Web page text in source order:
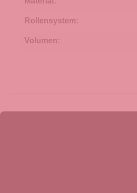
Rollensystem:
Volumen: